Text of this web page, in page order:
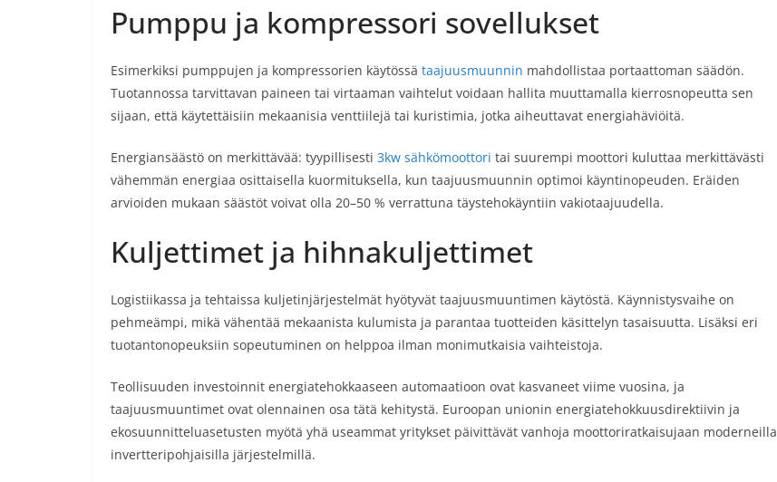
Pumppu ja kompressori sovellukset
Esimerkiksi pumppujen ja kompressorien käytössä taajuusmuunnin mahdollistaa portaattoman säädön.
Tuotannossa tarvittavan paineen tai virtaaman vaihtelut voidaan hallita muuttamalla kierrosnopeutta sen
sijaan, että käytettäisiin mekaanisia venttiilejä tai kuristimia, jotka aiheuttavat energiahäviöitä.
Energiansäästö on merkittävää: tyypillisesti 3kw sähkömoottori tai suurempi moottori kuluttaa merkittävästi
vähemmän energiaa osittaisella kuormituksella, kun taajuusmuunnin optimoi käyntinopeuden. Eräiden
arvioiden mukaan säästöt voivat olla 20–50 % verrattuna täystehokäyntiin vakiotaajuudella.
Kuljettimet ja hihnakuljettimet
Logistiikassa ja tehtaissa kuljetinjärjestelmät hyötyvät taajuusmuuntimen käytöstä. Käynnistysvaihe on
pehmeämpi, mikä vähentää mekaanista kulumista ja parantaa tuotteiden käsittelyn tasaisuutta. Lisäksi eri
tuotantonopeuksiin sopeutuminen on helppoa ilman monimutkaisia vaihteistoja.
Teollisuuden investoinnit energiatehokkaaseen automaatioon ovat kasvaneet viime vuosina, ja
taajuusmuuntimet ovat olennainen osa tätä kehitystä. Euroopan unionin energiatehokkuusdirektiivin ja
ekosuunnitteluasetusten myötä yhä useammat yritykset päivittävät vanhoja moottoriratkaisujaan moderneilla
invertteripohjaisilla järjestelmillä.